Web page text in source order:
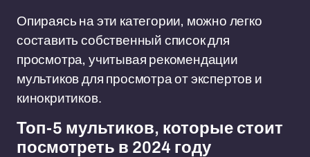
Опираясь на эти категории, можно легко
составить собственный список для
просмотра, учитывая рекомендации
мультиков для просмотра от экспертов и
кинокритиков.
Топ-5 мультиков, которые стоит
посмотреть в 2024 году